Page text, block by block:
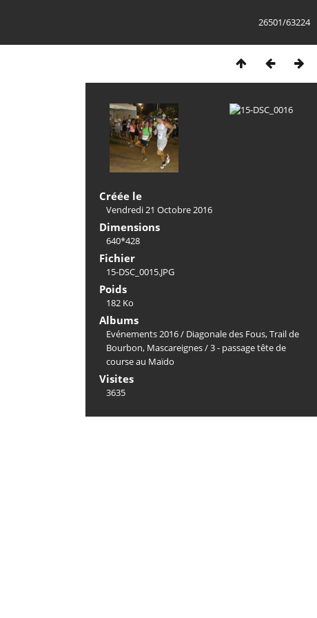
26501/63224
Créée le
Vendredi 21 Octobre 2016
Dimensions
640*428
Fichier
15-DSC_0015.JPG
Poids
182 Ko
Albums
Evénements 2016/ Diagonale des Fous, Trail de
Bourbon, Mascareignes/3 - passage tête de
course au Maïdo
Visites
3635